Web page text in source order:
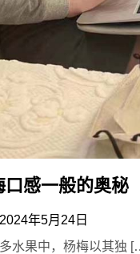
口感一般的奥秘
2024年5月24日
水果中，杨梅以其独